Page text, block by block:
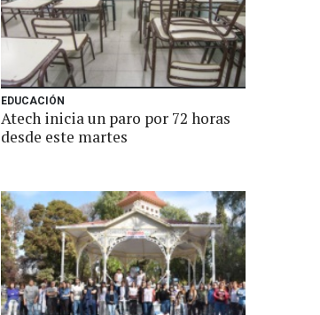
EDUCACIÓN
Atech inicia un paro por 72 horas
desde este martes